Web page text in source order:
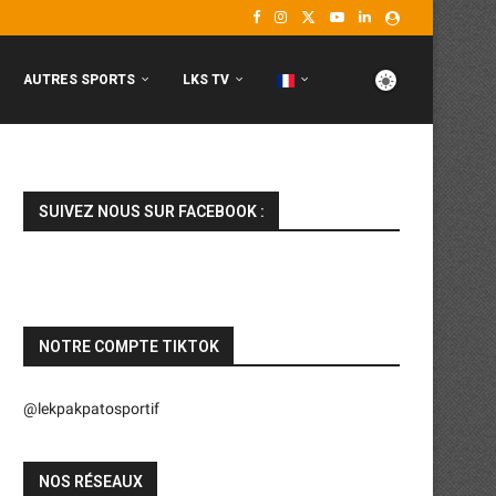
AUTRES SPORTS LKS TV
SUIVEZ NOUS SUR FACEBOOK :
NOTRE COMPTE TIKTOK
@lekpakpatosportif
NOS RÉSEAUX